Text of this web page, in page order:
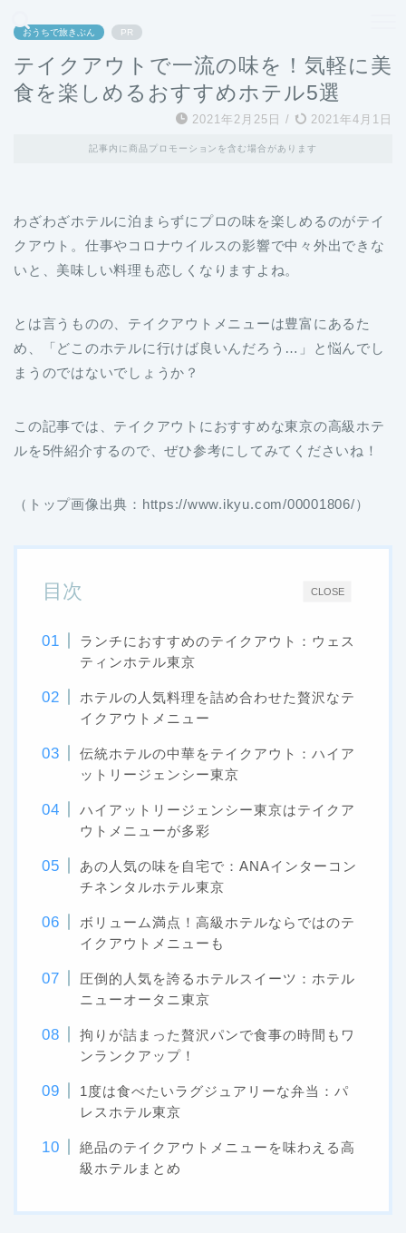
おうちで旅きぶん PR
テイクアウトで一流の味を！気軽に美
食を楽しめるおすすめホテル5選
2021年2月25日 / 2021年4月1日
記事内に商品プロモーションを含む場合があります
わざわざホテルに泊まらずにプロの味を楽しめるのがテイ
クアウト。仕事やコロナウイルスの影響で中々外出できな
いと、美味しい料理も恋しくなりますよね。
とは言うものの、テイクアウトメニューは豊富にあるた
め、「どこのホテルに行けば良いんだろう…」と悩んでし
まうのではないでしょうか？
この記事では、テイクアウトにおすすめな東京の高級ホテ
ルを5件紹介するので、ぜひ参考にしてみてくださいね！
（トップ画像出典：https://www.ikyu.com/00001806/）
CLOSE
目次
ランチにおすすめのテイクアウト：ウェス
ティンホテル東京
ホテルの人気料理を詰め合わせた贅沢なテ
イクアウトメニュー
伝統ホテルの中華をテイクアウト：ハイア
ットリージェンシー東京
ハイアットリージェンシー東京はテイクア
ウトメニューが多彩
あの人気の味を自宅で：ANAインターコン
チネンタルホテル東京
ボリューム満点！高級ホテルならではのテ
イクアウトメニューも
圧倒的人気を誇るホテルスイーツ：ホテル
ニューオータニ東京
拘りが詰まった贅沢パンで食事の時間もワ
ンランクアップ！
1度は食べたいラグジュアリーな弁当：パ
レスホテル東京
絶品のテイクアウトメニューを味わえる高
級ホテルまとめ